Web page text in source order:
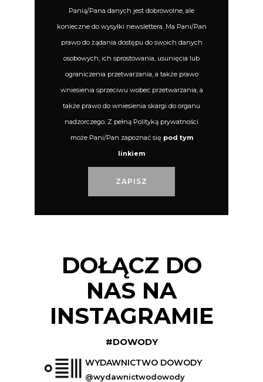
Panią/Pana danych jest dobrowolne, ale
konieczne do wysyłki newslettera. Ma Pani/Pan
prawo do żądania dostępu do swoich danych
osobowych, ich sprostowania, usunięcia lub
ograniczenia przetwarzania, a także prawo
wniesienia sprzeciwu wobec przetwarzania, a
także prawo do wniesienia skargi do organu
nadzorczego. Z pełną Polityką prywatności
może Pani/Pan zapoznać się pod tym
linkiem
DOŁĄCZ DO
NAS NA
INSTAGRAMIE
#DOWODY
WYDAWNICTWO DOWODY
@wydawnictwodowody